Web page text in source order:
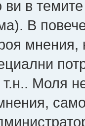
ви в
В
мнения,
Моля